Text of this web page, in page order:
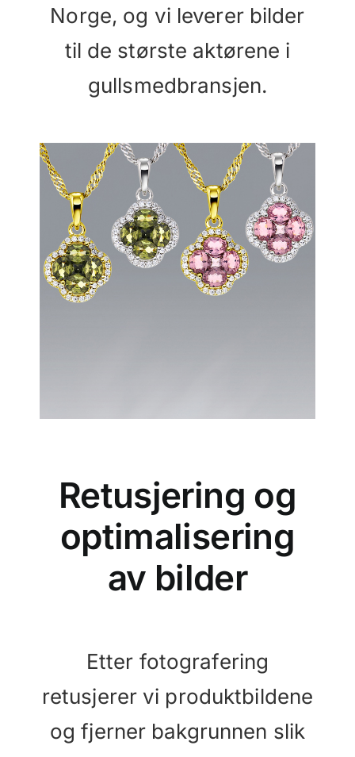
Norge, og vi leverer bilder
til de største aktørene i
gullsmedbransjen.
Retusjering og
optimalisering
av bilder
Etter fotografering
retusjerer vi produktbildene
og fjerner bakgrunnen slik